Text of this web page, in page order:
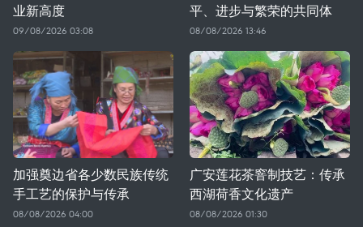
业新高度
09/08/2026 03:08
平、进步与繁荣的共同体
08/08/2026 13:46
加强奠边省各少数民族传统
手工艺的保护与传承
08/08/2026 04:00
广安莲花茶窨制技艺：传承
西湖荷香文化遗产
08/08/2026 01:30